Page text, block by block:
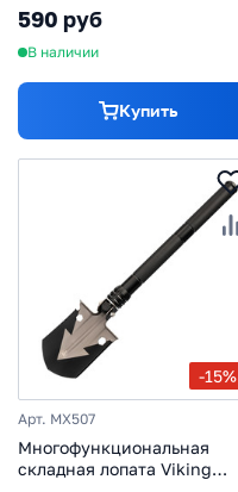
590 руб
В наличии
Купить
-15%
Арт. MX507
Многофункциональная
складная лопата Viking